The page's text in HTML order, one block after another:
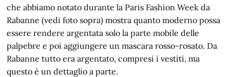
che abbiamo notato durante la Paris Fashion Week da
Rabanne (vedi foto sopra) mostra quanto moderno possa
essere rendere argentata solo la parte mobile delle
palpebre e poi aggiungere un mascara rosso-rosato. Da
Rabanne tutto era argentato, compresi i vestiti, ma
questo è un dettaglio a parte.